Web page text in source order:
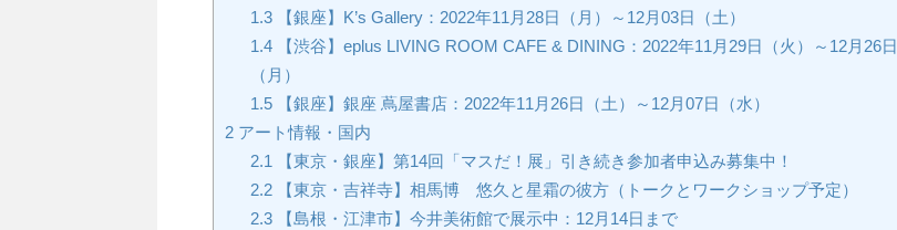
1.3【銀座】K’s Gallery：2022年11月28日（月）～12月03日（土）
1.4【渋谷】eplus LIVING ROOM CAFE & DINING：2022年11月29日（火）～12月26日
（月）
1.5【銀座】銀座 蔦屋書店：2022年11月26日（土）～12月07日（水）
2 アート情報・国内
2.1 【東京・銀座】第14回「マスだ！展」引き続き参加者申込み募集中！
2.2【東京・吉祥寺】相馬博 悠久と星霜の彼方（トークとワークショップ予定）
2.3【島根・江津市】今井美術館で展示中：12月14日まで